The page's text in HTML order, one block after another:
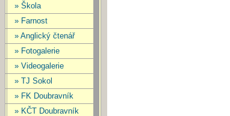
» Škola
» Farnost
» Anglický čtenář
» Fotogalerie
» Videogalerie
» TJ Sokol
» FK Doubravník
» KČT Doubravník